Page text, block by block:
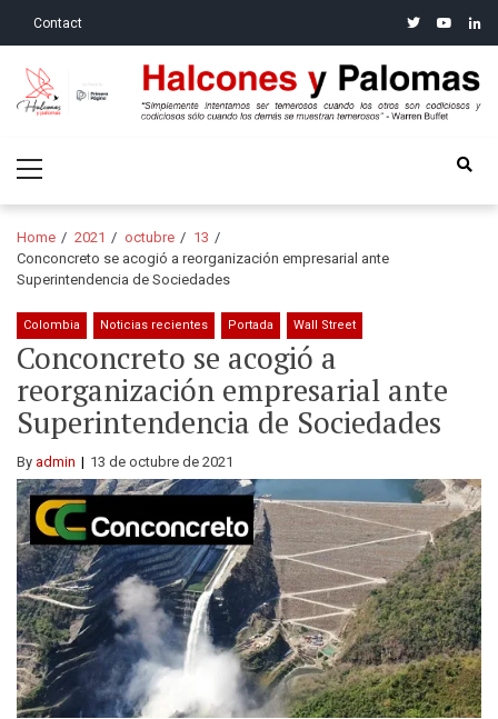
Contact twitteryoutube
Halcones y Palomas
Menu
Home 2021 octubre
13
Conconcreto se acogió a reorganización empresarial ante
Superintendencia de Sociedades
Colombia Noticias recientes Portada Wall Street
Conconcreto se acogió a
reorganización empresarial ante
Superintendencia de Sociedades
By admin 13 de octubre de 2021